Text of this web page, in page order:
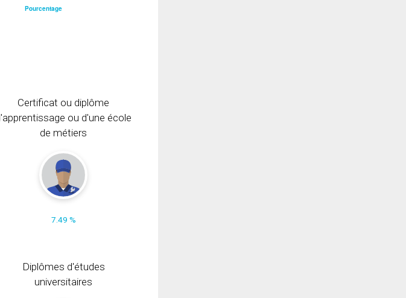
Certificat ou diplôme
ou d'une école
de métiers
7.49 %
Diplômes d'études
universitaires